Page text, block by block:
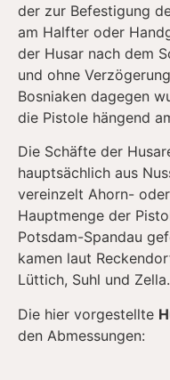
der zur Befestigung
am Halfter oder
der Husar nach dem
und ohne
Bosniaken dagegen
die Pistole hängend
Die Schäfte der
hauptsächlich aus
vereinzelt Ahorn-
Hauptmenge der
Potsdam-Spandau
kamen laut
Lüttich, Suhl und Zella.
Die hier vorgestellte
den Abmessungen: